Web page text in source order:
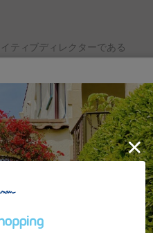
ティブディレクターである
ザインは、多くの感度の高い